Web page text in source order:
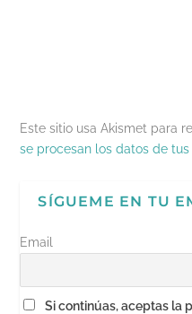
Este sitio usa Akismet para
se procesan los datos de
SÍGUEME EN TU
Email
Si continúas, aceptas la